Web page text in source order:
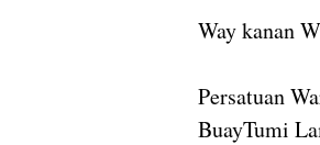
Way kanan
Persatuan
BuayTumi